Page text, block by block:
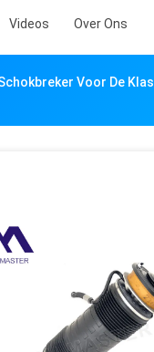
Videos Over Ons
Voor De